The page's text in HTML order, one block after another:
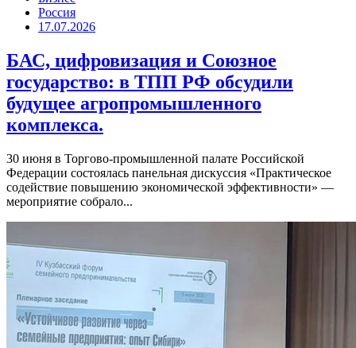
Россия
17.07.2026
БАС, цифровизация и Союзное
государство: в ТПП РФ обсудили
будущее агропромышленного
комплекса.
30 июня в Торгово-промышленной палате Российской
Федерации состоялась панельная дискуссия «Практическое
содействие повышению экономической эффективности» —
мероприятие собрало...